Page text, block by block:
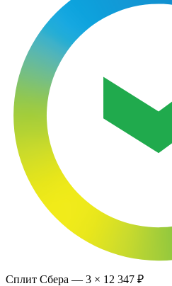
Сплит Сбера — 3 × 12 347 ₽